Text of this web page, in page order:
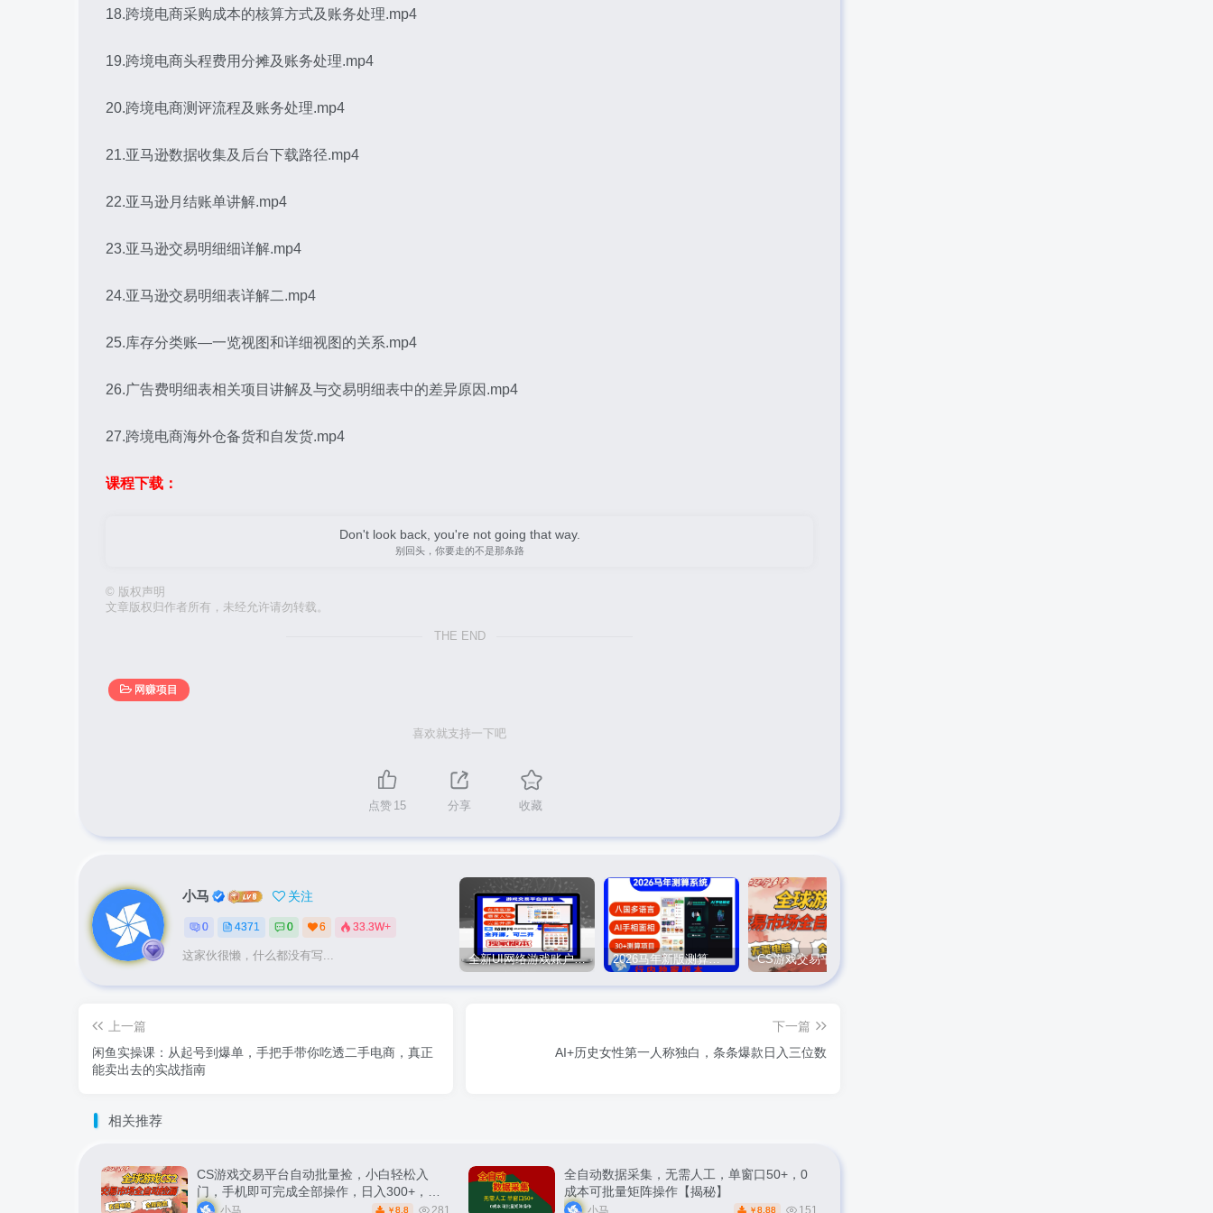
18.跨境电商采购成本的核算方式及账务处理.mp4
19.跨境电商头程费用分摊及账务处理.mp4
20.跨境电商测评流程及账务处理.mp4
21.亚马逊数据收集及后台下载路径.mp4
22.亚马逊月结账单讲解.mp4
23.亚马逊交易明细细详解.mp4
24.亚马逊交易明细表详解二.mp4
25.库存分类账—一览视图和详细视图的关系.mp4
26.广告费明细表相关项目讲解及与交易明细表中的差异原因.mp4
27.跨境电商海外仓备货和自发货.mp4
课程下载：
Don't look back, you're not going that way.
别回头，你要走的不是那条路
© 版权声明
文章版权归作者所有，未经允许请勿转载。
THE END
网赚项目
喜欢就支持一下吧
点赞 15 分享 收藏
小马 关注
0 4371 0 6 33.3W+
这家伙很懒，什么都没有写... 全新UI网络游戏账户交易平台系统 全开源版本 2026马年新版测算系统源码
上一篇
闲鱼实操课：从起号到爆单，手把手带你吃透二手电商，真正
能卖出去的实战指南
下一篇
AI+历史女性第一人称独白，条条爆款日入三位数
相关推荐
CS游戏交易平台自动批量捡，小白轻松入
门，手机即可完成全部操作，日入300+，轻
松副业【揭秘】
小马 ￥ 8.8 281
全自动数据采集，无需人工，单窗口50+，0
成本可批量矩阵操作【揭秘】
小马 ￥ 8.88 151